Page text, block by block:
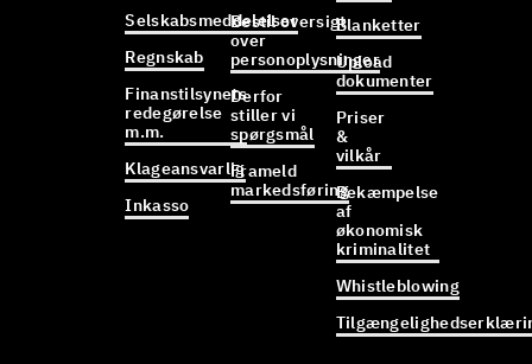
Selskabsmeddelelser
Regnskab
Finanstilsynets
redegørelse
m.m.
Klageansvarlig
Inkasso
Bestil oversigt
over
personoplysninger
Derfor
stiller vi
spørgsmål
Frameld
markedsføring
Blanketter
Upload
dokumenter
Priser
&
vilkår
Bekæmpelse
af
økonomisk
kriminalitet
Whistleblowing